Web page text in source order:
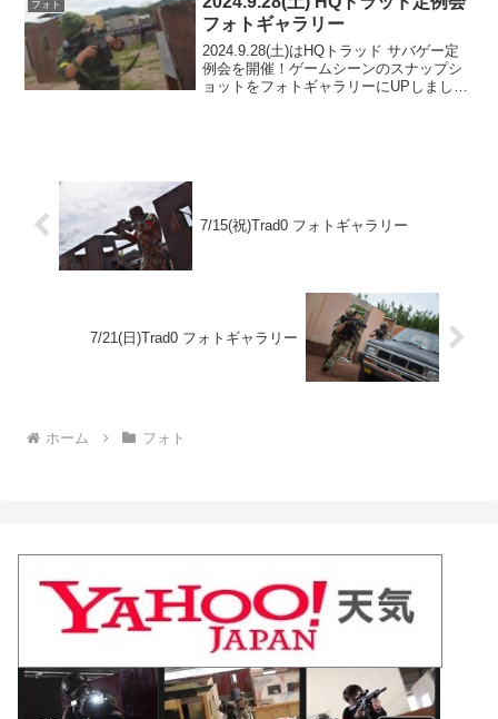
フォト
フォトギャラリー
2024.9.28(土)はHQトラッド サバゲー定
例会を開催！ゲームシーンのスナップシ
ョットをフォトギャラリーにUPしました
7/15(祝)Trad0 フォトギャラリー
7/21(日)Trad0 フォトギャラリー
ホーム フォト